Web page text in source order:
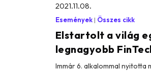
Elstartolt a világ
legnagyobb
2021.11.08.
Események Összes cikk
Immár 6. alkalommal nyitotta